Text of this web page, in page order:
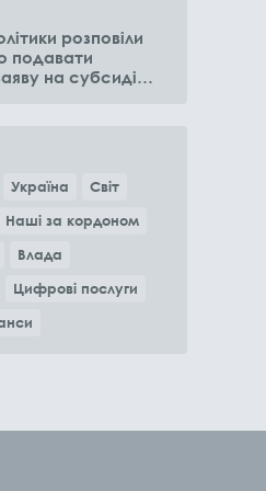
розповіли
подавати
на субсидію
Україна
Світ
Наші за кордоном
Влада
Цифрові послуги